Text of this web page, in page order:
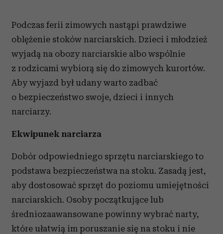
Podczas ferii zimowych nastąpi prawdziwe
oblężenie stoków narciarskich. Dzieci i młodzież
wyjadą na obozy narciarskie albo wspólnie
z rodzicami wybiorą się do zimowych kurortów.
Aby wyjazd był udany warto zadbać
o bezpieczeństwo swoje, dzieci i innych
narciarzy.
Ekwipunek narciarza
Dobór odpowiedniego sprzętu narciarskiego to
podstawa bezpieczeństwa na stoku. Zasadą jest,
aby dostosować sprzęt do poziomu umiejętności
narciarskich. Osoby początkujące lub
średniozaawansowane powinny wybrać narty,
które ułatwią im poruszanie się na stoku i nie